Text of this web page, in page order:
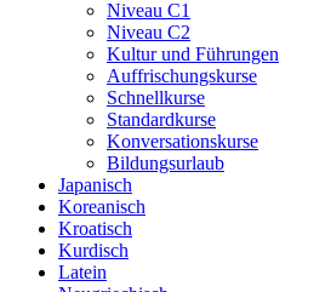
Niveau C1
Niveau C2
Kultur und Führungen
Auffrischungskurse
Schnellkurse
Standardkurse
Konversationskurse
Bildungsurlaub
Japanisch
Koreanisch
Kroatisch
Kurdisch
Latein